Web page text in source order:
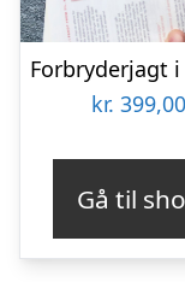
kr. 399,00
Gå til